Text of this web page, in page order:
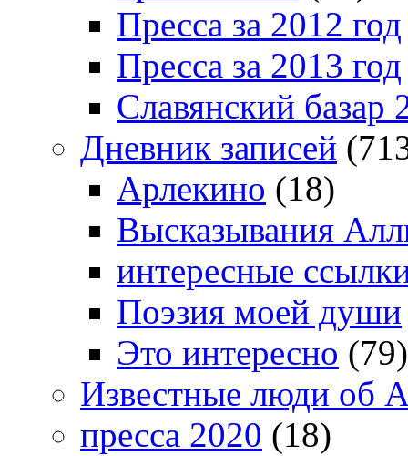
Пресса за 2012 год
Пресса за 2013 год
Славянский базар
Дневник записей
Арлекино (18)
Высказывания
интересные
Поэзия моей души
Это интересно (79)
Известные люди об
пресса 2020 (18)